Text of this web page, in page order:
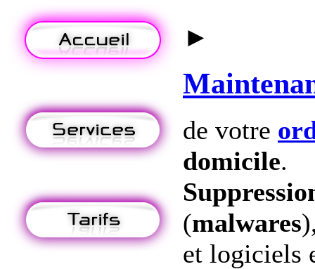
►
de votre
domicile.
(malwares
et logiciels